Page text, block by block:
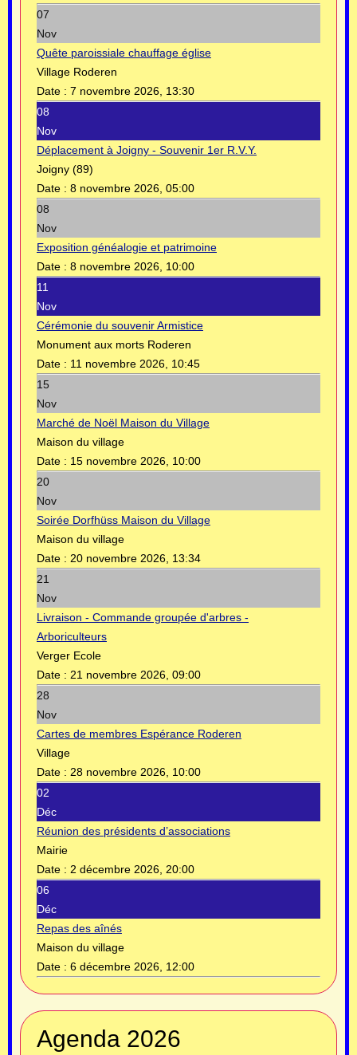
07
Nov
Quête paroissiale chauffage église
Village Roderen
Date : 7 novembre 2026, 13:30
08
Nov
Déplacement à Joigny - Souvenir 1er R.V.Y.
Joigny (89)
Date : 8 novembre 2026, 05:00
08
Nov
Exposition généalogie et patrimoine
Date : 8 novembre 2026, 10:00
11
Nov
Cérémonie du souvenir Armistice
Monument aux morts Roderen
Date : 11 novembre 2026, 10:45
15
Nov
Marché de Noël Maison du Village
Maison du village
Date : 15 novembre 2026, 10:00
20
Nov
Soirée Dorfhüss Maison du Village
Maison du village
Date : 20 novembre 2026, 13:34
21
Nov
Livraison - Commande groupée d'arbres -
Arboriculteurs
Verger Ecole
Date : 21 novembre 2026, 09:00
28
Nov
Cartes de membres Espérance Roderen
Village
Date : 28 novembre 2026, 10:00
02
Déc
Réunion des présidents d’associations
Mairie
Date : 2 décembre 2026, 20:00
06
Déc
Repas des aînés
Maison du village
Date : 6 décembre 2026, 12:00
Agenda 2026
Année
précédente
précédent
suivante
suivant